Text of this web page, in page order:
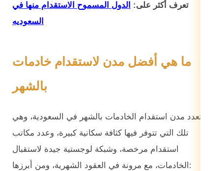
تعرف أكثر على: الدول المسموح الاستقدام منها في
السعوديه
ما هي أفضل مدن لاستقدام خادمات
بالشهر
تتعدد مدن استقدام الخادمات بالشهر في السعودية، وهي
تلك التي تتوفر فيها كثافة سكانية كبيرة، وعدد مكاتب
استقدام مرخصة، وشبكة لوجستية جيدة لاستقبال
الخادمات، مع مرونة في العقود الشهرية، ومن أبرزها: